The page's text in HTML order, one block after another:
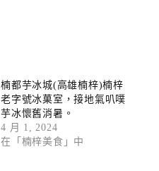
楠都芋冰城(高雄楠梓)楠梓
老字號冰菓室，接地氣叭噗
芋冰懷舊消暑。
4 月 1, 2024
在「楠梓美食」中